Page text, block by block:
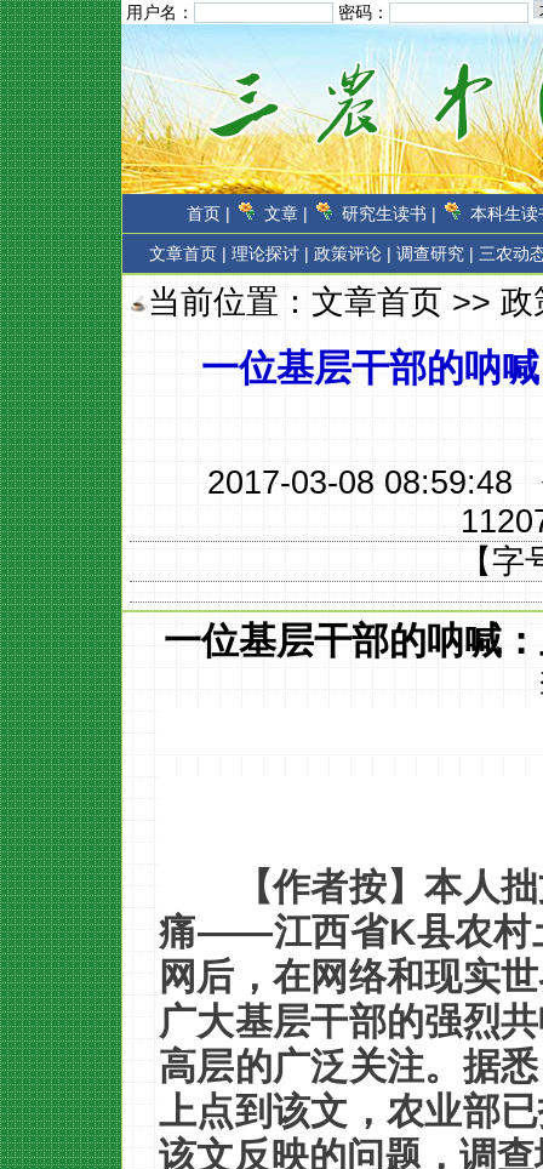
用户名： 密码：
首页 | 文章 | 研究生读书 | 本科生读
文章首页 | 理论探讨 | 政策评论 | 调查研究 | 三农动
当前位置：文章首页>>政
一位基层干部的呐
2017-03-08 08:59:48
【字
一位基层干部的呐喊
【作者按】本人
痛——江西省K县农村
网后，在网络和现实
广大基层干部的强烈
高层的广泛关注。据
上点到该文，农业部
该文反映的问题，调